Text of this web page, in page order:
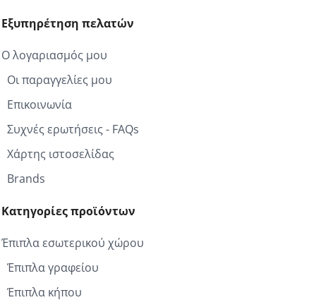
Εξυπηρέτηση πελατών
Ο λογαριασμός μου
Οι παραγγελίες μου
Επικοινωνία
Συχνές ερωτήσεις - FAQs
Χάρτης ιστοσελίδας
Brands
Κατηγορίες προϊόντων
Έπιπλα εσωτερικού χώρου
Έπιπλα γραφείου
Έπιπλα κήπου